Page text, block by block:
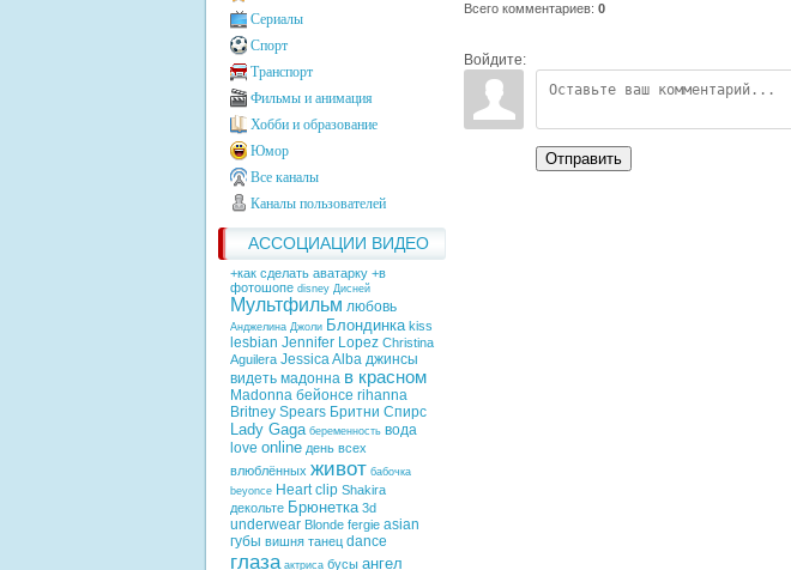
Сериалы
Спорт
Транспорт
Фильмы и анимация
Хобби и образование
Юмор
Все каналы
Каналы пользователей
АССОЦИАЦИИ ВИДЕО
+как сделать аватарку +в
фотошопе disney Дисней
Мультфильм любовь
Анджелина Джоли Блондинка kiss
lesbian Jennifer Lopez Christina
Aguilera Jessica Alba джинсы
видеть мадонна в красном
Madonna бейонсе rihanna
Britney Spears Бритни Спирс
Lady Gaga беременность вода
love online день всех
влюблённых живот бабочка
beyonce Heart clip Shakira
декольте Брюнетка 3d
underwear Blonde fergie asian
губы вишня танец dance
глаза актриса бусы ангел
Всего комментариев: 0
Войдите:
Отправить